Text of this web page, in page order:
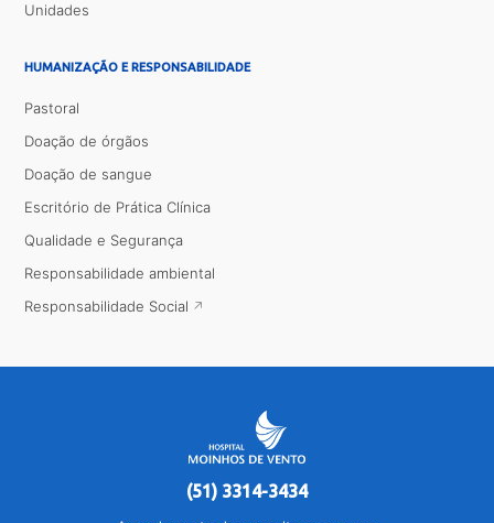
Unidades
HUMANIZAÇÃO E RESPONSABILIDADE
Pastoral
Doação de órgãos
Doação de sangue
Escritório de Prática Clínica
Qualidade e Segurança
Responsabilidade ambiental
Responsabilidade Social
(51) 3314-3434